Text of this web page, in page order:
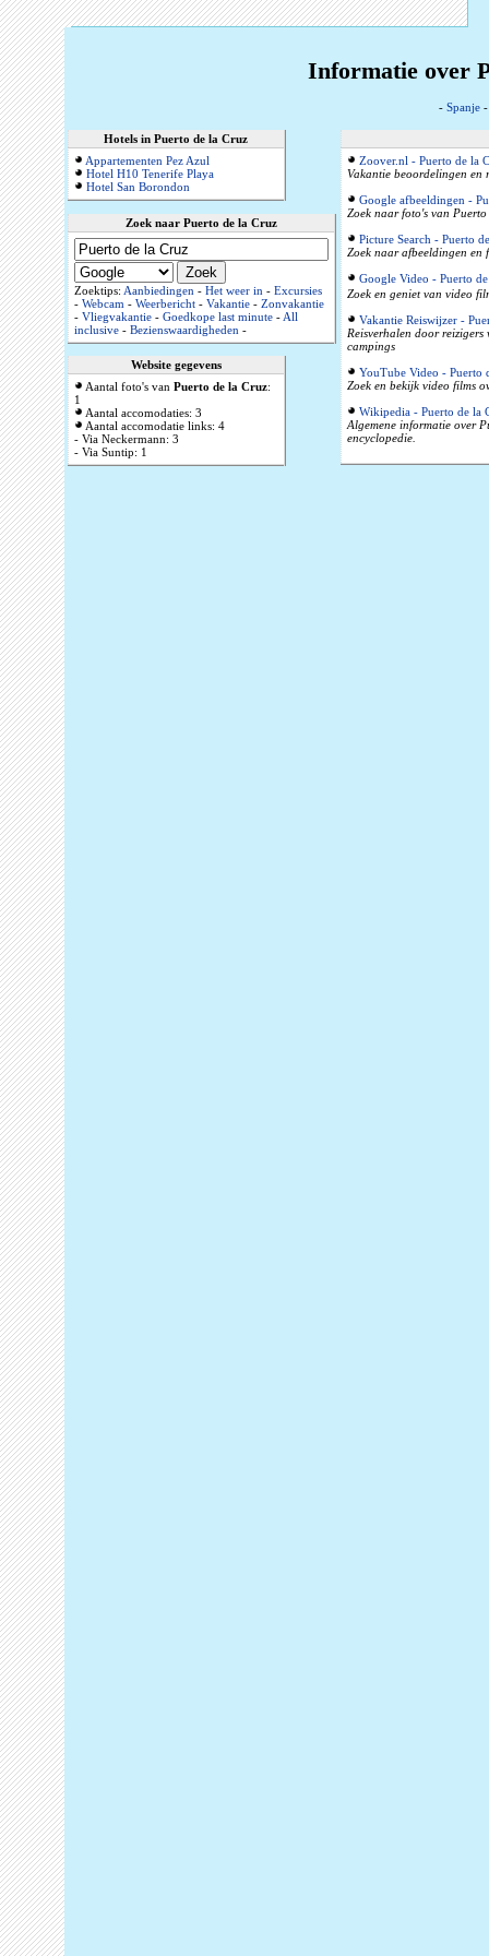
Informatie over
- Spanje
Hotels in Puerto de la Cruz
Appartementen Pez Azul
Hotel H10 Tenerife Playa
Hotel San Borondon
Zoek naar Puerto de la Cruz
Zoektips: Aanbiedingen- Het weer in- Excursies
- Webcam- Weerbericht- Vakantie- Zonvakantie
- Vliegvakantie- Goedkope last minute-All
inclusive- Bezienswaardigheden-
Website gegevens
Aantal foto's van Puerto de la Cruz:
1
Aantal accomodaties: 3
Aantal accomodatie links: 4
- Via Neckermann: 3
- Via Suntip: 1
Zoover.nl - Puerto de la
Vakantie beoordelingen en
Google afbeeldingen -
Zoek naar foto's van
Picture Search - Puerto
Zoek naar afbeeldingen en
Google Video - Puerto
Zoek en geniet van video
Vakantie Reiswijzer -
Reisverhalen door reizigers
campings
YouTube Video - Puerto
Zoek en bekijk video films
Wikipedia - Puerto de la
Algemene informatie over
encyclopedie.